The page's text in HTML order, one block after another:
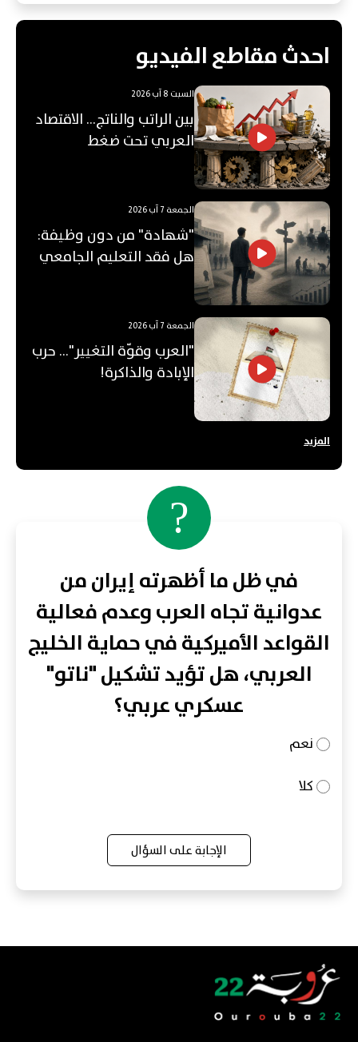
احدث مقاطع الفيديو
السبت 8 آب 2026
بين الراتب والناتج… الاقتصاد
العربي تحت ضغط
الجمعة 7 آب 2026
"شهادة" من دون وظيفة:
هل فقد التعليم الجامعي
الجمعة 7 آب 2026
"العرب وقوّة التغيير"... حرب
الإبادة والذاكرة!
المزيد
?
في ظل ما أظهرته إيران من
عدوانية تجاه العرب وعدم فعالية
القواعد الأميركية في حماية الخليج
العربي، هل تؤيد تشكيل "ناتو"
عسكري عربي؟
نعم
كلا
الإجابة على السؤال